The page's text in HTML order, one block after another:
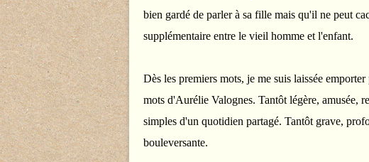
bien gardé de parler à sa fille mais qu'il ne peut
supplémentaire entre le vieil homme et l'enfant.
Dès les premiers mots, je me suis laissée
mots d'Aurélie Valognes. Tantôt légère, amusée,
simples d'un quotidien partagé. Tantôt grave,
bouleversante.